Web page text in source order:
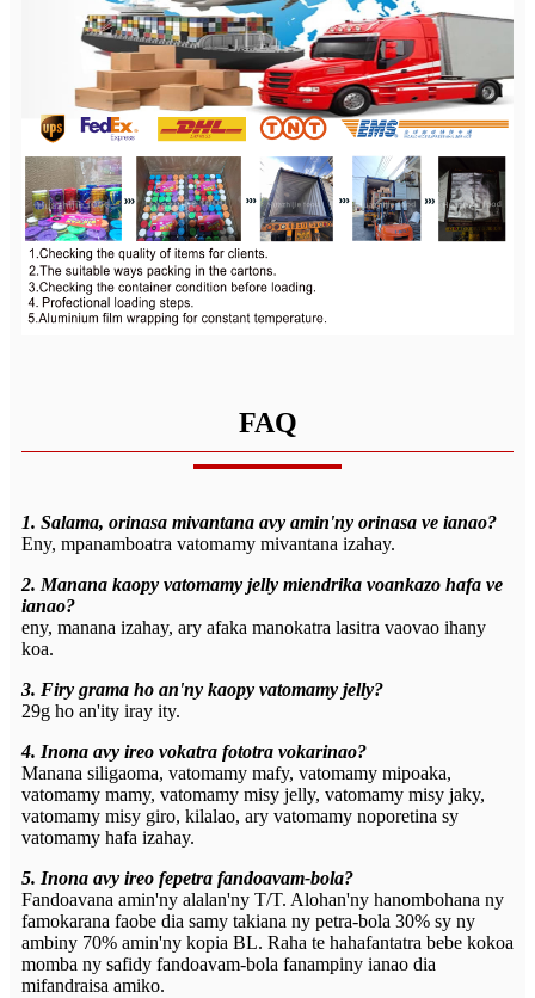
FAQ
1. Salama, orinasa mivantana avy amin'ny orinasa ve ianao?
Eny, mpanamboatra vatomamy mivantana izahay.
2. Manana kaopy vatomamy jelly miendrika voankazo hafa ve
ianao?
eny, manana izahay, ary afaka manokatra lasitra vaovao ihany
koa.
3. Firy grama ho an'ny kaopy vatomamy jelly?
29g ho an'ity iray ity.
4. Inona avy ireo vokatra fototra vokarinao?
Manana siligaoma, vatomamy mafy, vatomamy mipoaka,
vatomamy mamy, vatomamy misy jelly, vatomamy misy jaky,
vatomamy misy giro, kilalao, ary vatomamy noporetina sy
vatomamy hafa izahay.
5. Inona avy ireo fepetra fandoavam-bola?
Fandoavana amin'ny alalan'ny T/T. Alohan'ny hanombohana ny
famokarana faobe dia samy takiana ny petra-bola 30% sy ny
ambiny 70% amin'ny kopia BL. Raha te hahafantatra bebe kokoa
momba ny safidy fandoavam-bola fanampiny ianao dia
mifandraisa amiko.